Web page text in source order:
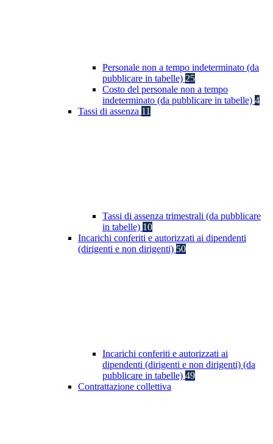
Personale non a tempo indeterminato (da
pubblicare in tabelle) 25
Costo del personale non a tempo
indeterminato (da pubblicare in tabelle) 4
Tassi di assenza 11
Tassi di assenza trimestrali (da pubblicare
in tabelle) 10
Incarichi conferiti e autorizzati ai dipendenti
(dirigenti e non dirigenti) 50
Incarichi conferiti e autorizzati ai
dipendenti (dirigenti e non dirigenti) (da
pubblicare in tabelle) 49
Contrattazione collettiva